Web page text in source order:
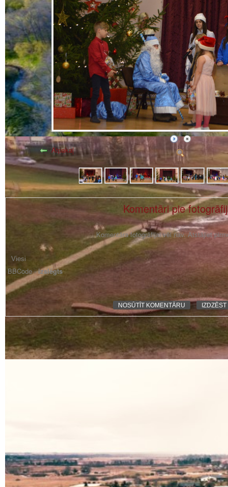
Atpakaļ
Komentāri pie
Komentāra fotogrāfijai vēl nav. Atstājiet
BBCode -izslēgts